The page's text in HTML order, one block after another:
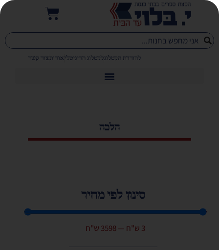
להורדת הקטלוגלקטלוג הדיגיטליאודותצור קשר
הלכה
סינון לפי מחיר
3 ש"ח —
3598 ש"ח